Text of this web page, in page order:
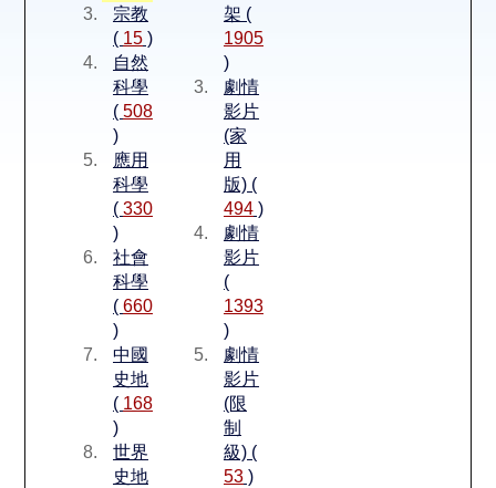
空間借用
熱門借閱
個人借閱
宗教
( 15)
自然
科學
( 508
)
應用
科學
( 330
)
社會
科學
( 660
)
中國
史地
( 168
)
世界
史地
架 (
1905
)
劇情
影片
(家
用
版) (
494)
劇情
影片
(
1393
)
劇情
影片
(限
制
級) (
53)